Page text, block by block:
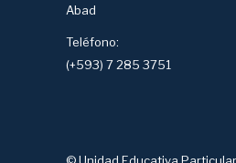
Abad
Teléfono:
(+593) 7 285 3751